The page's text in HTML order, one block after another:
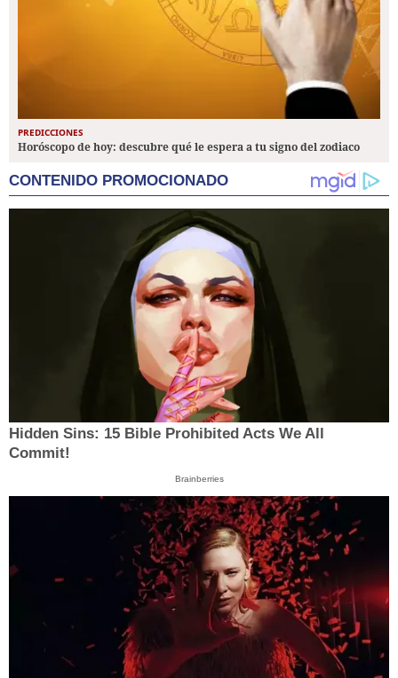
PREDICCIONES
Horóscopo de hoy: descubre qué le espera a tu signo del zodiaco
CONTENIDO PROMOCIONADO
Hidden Sins: 15 Bible Prohibited Acts We All
Commit!
Brainberries